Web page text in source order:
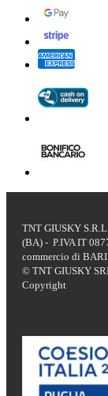
TNT GIUSKY
(BA) - P.IVA IT
commercio di
© TNT GIUSKY
Copyright